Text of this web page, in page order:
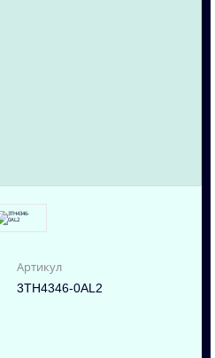
Артикул
3TH4346-0AL2